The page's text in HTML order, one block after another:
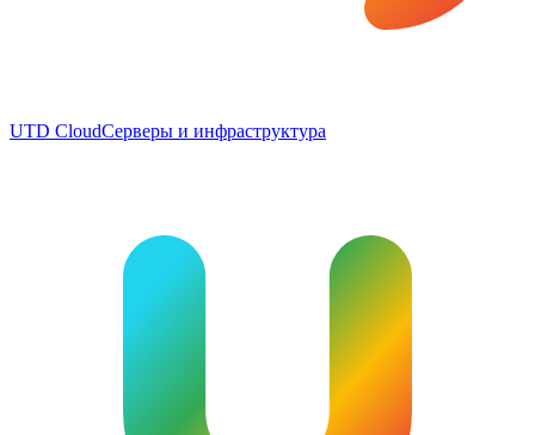
UTD CloudСерверы и инфраструктура